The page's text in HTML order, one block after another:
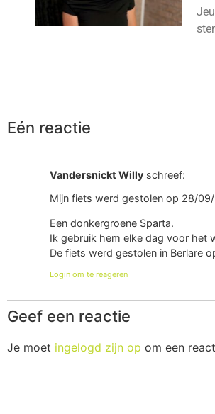
Eén reactie
Vandersnickt Willy schreef:
Mijn fiets werd gestolen op 28/09/
Een donkergroene Sparta.
Ik gebruik hem elke dag voor het
De fiets werd gestolen in Berlare
Login om te reageren
Geef een reactie
Je moet ingelogd zijn op om een